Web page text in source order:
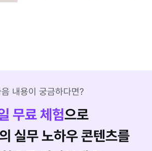
음 내용이 궁금하다면?
무료 체험으로
실무 노하우 콘텐츠를